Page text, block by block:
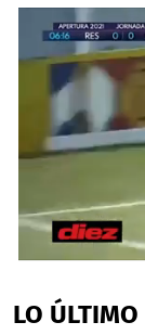
of
3
LO ÚLTIMO